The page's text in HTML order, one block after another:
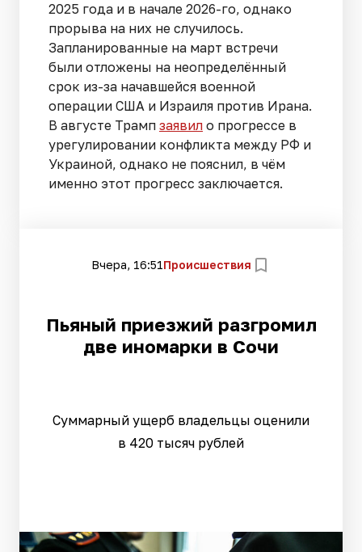
2025 года и в начале 2026-го, однако
прорыва на них не случилось.
Запланированные на март встречи
были отложены на неопределённый
срок из-за начавшейся военной
операции США и Израиля против Ирана.
В августе Трамп заявил о прогрессе в
урегулировании конфликта между РФ и
Украиной, однако не пояснил, в чём
именно этот прогресс заключается.
Вчера, 16:51Происшествия
Пьяный приезжий разгромил
две иномарки в Сочи
Суммарный ущерб владельцы оценили
в 420 тысяч рублей